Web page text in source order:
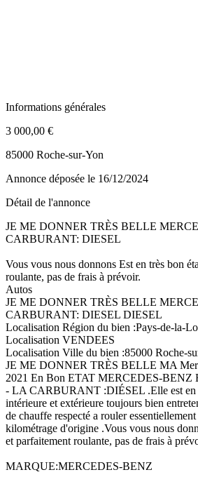
Informations générales
3 000,00 €
85000 Roche-sur-Yon
Annonce déposée le 16/12/2024
Détail de l'annonce
JE ME DONNER TRÈS BELLE
CARBURANT: DIESEL
Vous vous nous donnons Est en très bon
roulante, pas de frais à prévoir.
Autos
JE ME DONNER TRÈS BELLE
CARBURANT: DIESEL DIESEL
Localisation Région du bien :Pays-de-la-
Localisation VENDEES
Localisation Ville du bien :85000 Roche-
JE ME DONNER TRÈS BELLE MA
2021 En Bon ETAT MERCEDES-BENZ
- LA CARBURANT :DIÉSEL .Elle est en
intérieure et extérieure toujours bien
de chauffe respecté a rouler
kilométrage d'origine .Vous vous nous
et parfaitement roulante, pas de frais à
MARQUE:MERCEDES-BENZ